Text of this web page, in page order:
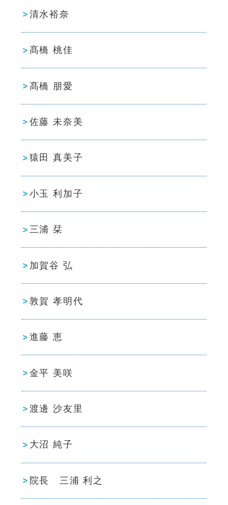
清水裕奈
髙橋 桃佳
髙橋 朋愛
佐藤 未奈美
猿田 真美子
小玉 利加子
三浦 栞
加賀谷 弘
敦賀 孝明代
進藤 恵
金平 美咲
渡邊 沙友里
大沼 純子
院長 三浦 利之